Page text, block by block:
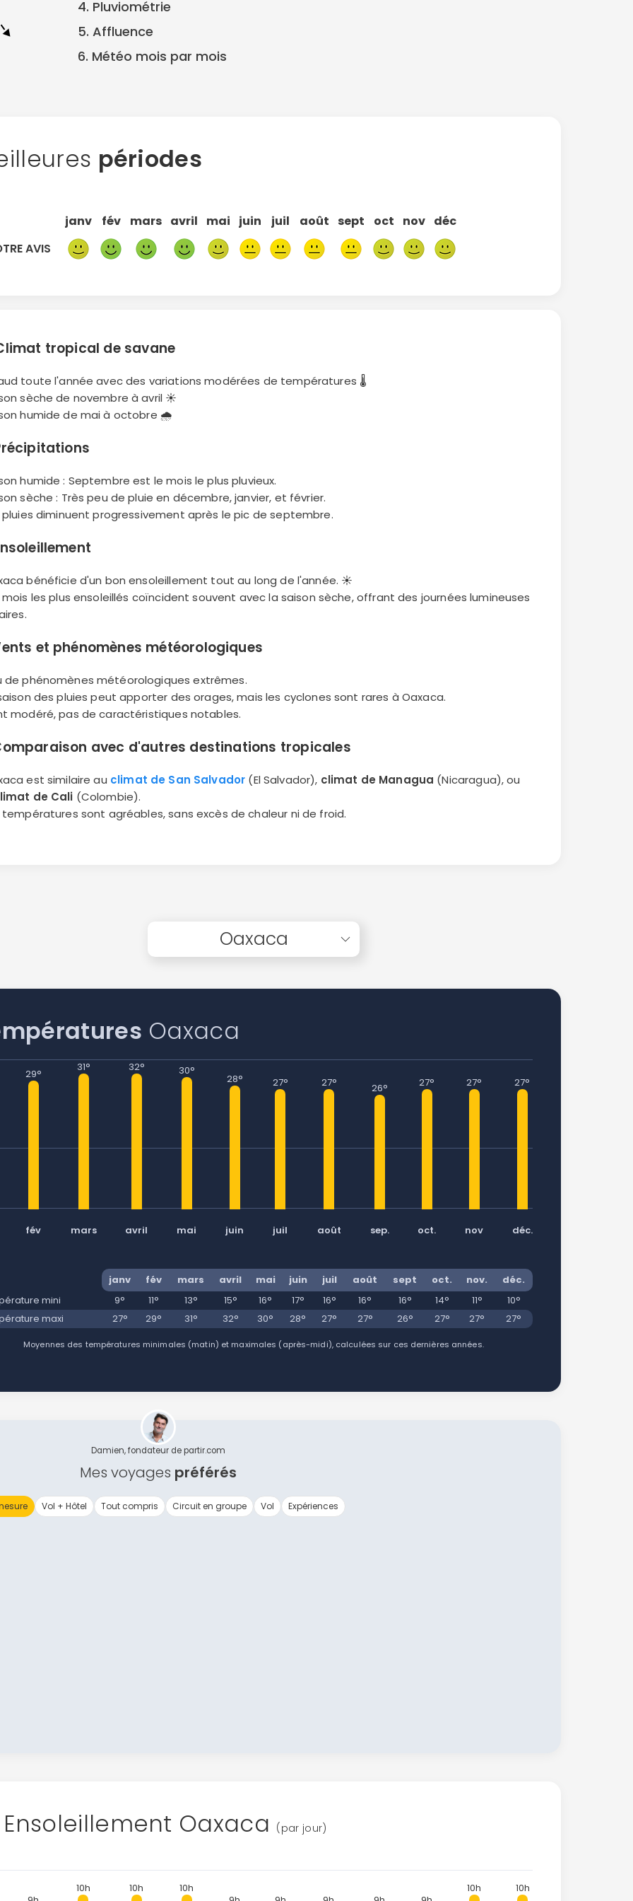
4. Pluviométrie
5. Affluence
6. Météo mois par mois
périodes
janv fév mars avril mai juin juil août sept oct nov déc
AVIS
tropical de savane
toute l'année avec des variations modérées de températures 🌡️
sèche de novembre à avril ☀️
humide de mai à octobre 🌧️
humide : Septembre est le mois le plus pluvieux.
sèche : Très peu de pluie en décembre, janvier, et février.
pluies diminuent progressivement après le pic de septembre.
bénéficie d'un bon ensoleillement tout au long de l'année. ☀️
mois les plus ensoleillés coïncident souvent avec la saison sèche, offrant des journées lumineuses
et phénomènes météorologiques
de phénomènes météorologiques extrêmes.
des pluies peut apporter des orages, mais les cyclones sont rares à Oaxaca.
modéré, pas de caractéristiques notables.
avec d'autres destinations tropicales
est similaire au climat de San Salvador (El Salvador), climat de Managua (Nicaragua), ou
de Cali (Colombie).
températures sont agréables, sans excès de chaleur ni de froid.
Oaxaca
Oaxaca
fév
29°
mars
31°
avril
32°
mai
30°
juin
28°
juil
27°
août
27°
sep.
26°
oct.
27°
nov
27°
déc.
27°
janv fév mars avril mai juin juil août sept oct. nov.
déc.
mini
9° 11° 13° 15° 16° 17° 16° 16° 16° 14° 11°
10°
maxi
27° 29° 31° 32° 30° 28° 27° 27° 26° 27° 27° 27°
Moyennes des températures minimales (matin) et maximales (après-midi), calculées sur ces dernières années.
Damien, fondateur de partir.com
Mes voyages préférés
Vol + Hôtel Tout compris Circuit en groupe Vol Expériences
Ensoleillement Oaxaca (par jour)
10h 10h
10h
10h 10h
Politique de confidentialité.